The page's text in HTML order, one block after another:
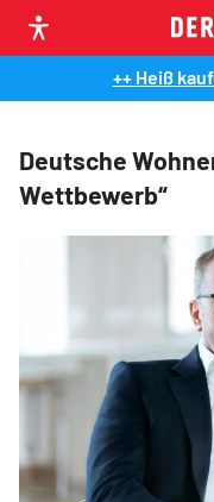
++ Heiß
Deutsche
Wettbewerb“